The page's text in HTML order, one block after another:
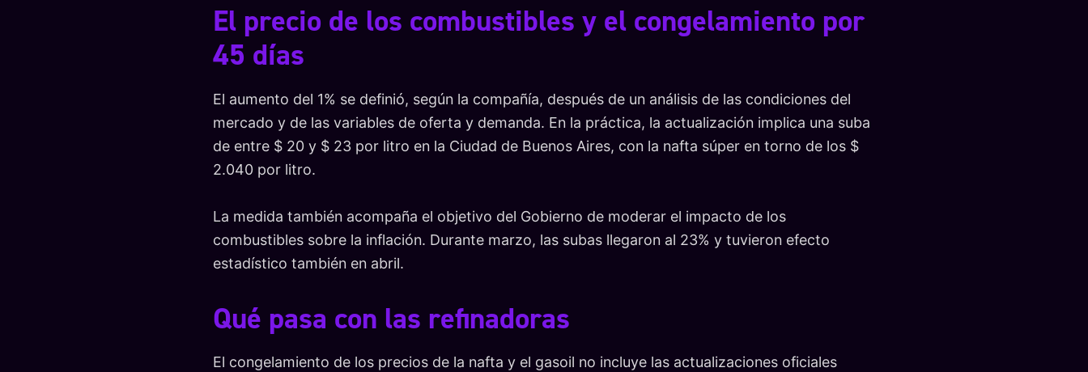
El precio de los combustibles y el congelamiento por
45 días
El aumento del 1% se definió, según la compañía, después de un análisis de las condiciones del
mercado y de las variables de oferta y demanda. En la práctica, la actualización implica una suba
de entre $ 20 y $ 23 por litro en la Ciudad de Buenos Aires, con la nafta súper en torno de los $
2.040 por litro.
La medida también acompaña el objetivo del Gobierno de moderar el impacto de los
combustibles sobre la inflación. Durante marzo, las subas llegaron al 23% y tuvieron efecto
estadístico también en abril.
Qué pasa con las refinadoras
El congelamiento de los precios de la nafta y el gasoil no incluye las actualizaciones oficiales